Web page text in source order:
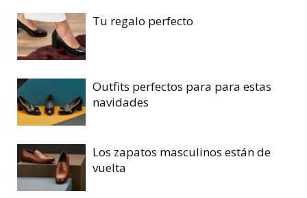
Tu regalo perfecto
Outfits perfectos para para estas
navidades
Los zapatos masculinos están de
vuelta